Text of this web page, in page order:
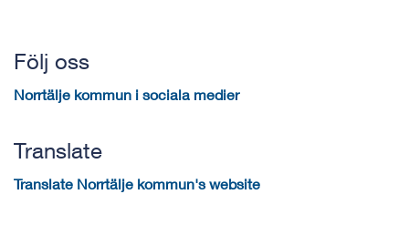
Följ oss
Norrtälje kommun i sociala medier
Translate
Translate Norrtälje kommun's website